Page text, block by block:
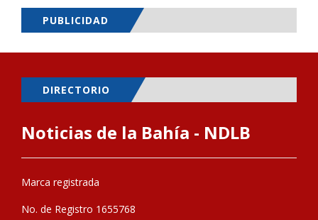
PUBLICIDAD
DIRECTORIO
Noticias de la Bahía - NDLB
Marca registrada
No. de Registro 1655768